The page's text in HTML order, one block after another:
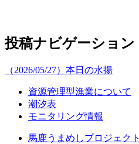
投稿ナビゲーション
（2026/05/27）本日の水揚
資源管理型漁業について
潮汐表
モニタリング情報
馬鹿うまめしプロジェクト